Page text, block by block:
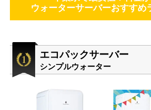
ウォーターサーバーおすすめ
エコパックサーバー
シンプルウォーター